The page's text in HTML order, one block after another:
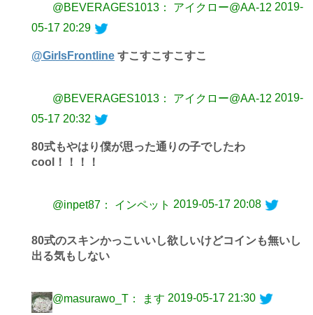
@BEVERAGES1013： アイクロー@AA-12 2019-
05-17 20:29
@GirlsFrontline すこすこすこすこ
@BEVERAGES1013： アイクロー@AA-12 2019-
05-17 20:32
80式もやはり僕が思った通りの子でしたわ
cool！！！！
@inpet87： インペット 2019-05-17 20:08
80式のスキンかっこいいし欲しいけどコインも無いし
出る気もしない
@masurawo_T： ます 2019-05-17 21:30